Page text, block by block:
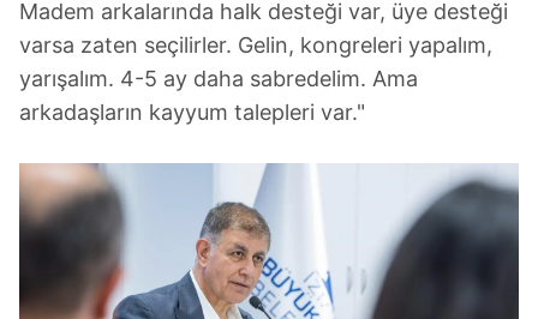
Madem arkalarında halk desteği var, üye desteği
varsa zaten seçilirler. Gelin, kongreleri yapalım,
yarışalım. 4-5 ay daha sabredelim. Ama
arkadaşların kayyum talepleri var."